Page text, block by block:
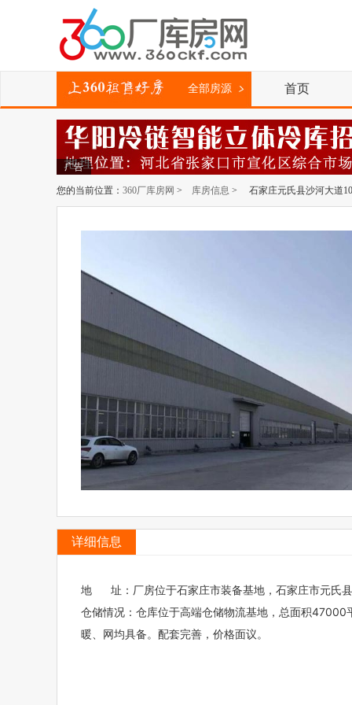
全部房源 首页
广告
您的当前位置： 360厂库房网 > 库房信息 > 石家庄元氏县沙河大道
详细信息
地 址：厂房位于石家庄市装备基地，石家庄市元氏
仓储情况：仓库位于高端仓储物流基地，总面积
暖、网均具备。配套完善，价格面议。